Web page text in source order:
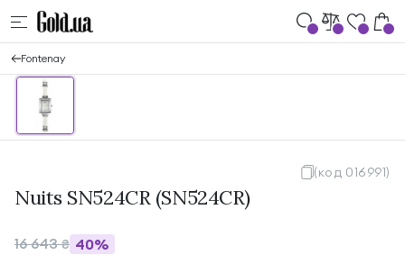
Fontenay
(код 016991)
Nuits SN524CR (SN524CR)
16 643₴ 40%